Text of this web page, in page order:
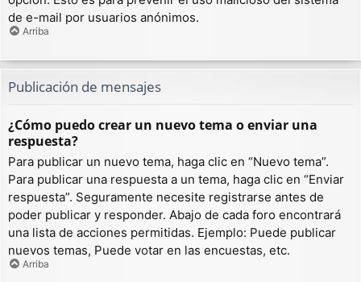
de e-mail por usuarios anónimos.
Arriba
Publicación de mensajes
¿Cómo puedo crear un nuevo tema o enviar una
respuesta?
Para publicar un nuevo tema, haga clic en “Nuevo tema”.
Para publicar una respuesta a un tema, haga clic en “Enviar
respuesta”. Seguramente necesite registrarse antes de
poder publicar y responder. Abajo de cada foro encontrará
una lista de acciones permitidas. Ejemplo: Puede publicar
nuevos temas, Puede votar en las encuestas, etc.
Arriba